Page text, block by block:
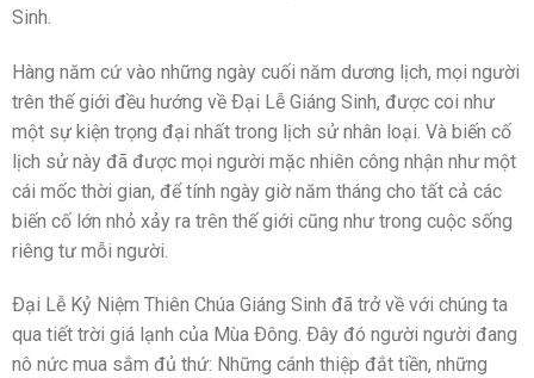
Sinh.
Hàng năm cứ vào những ngày cuối năm dương lịch, mọi người
trên thế giới đều hướng về Ðại Lễ Giáng Sinh, được coi như
một sự kiện trọng đại nhất trong lịch sử nhân loại. Và biến cố
lịch sử này đã được mọi người mặc nhiên công nhận như một
cái mốc thời gian, để tính ngày giờ năm tháng cho tất cả các
biến cố lớn nhỏ xảy ra trên thế giới cũng như trong cuộc sống
riêng tư mỗi người.
Ðại Lễ Kỷ Niệm Thiên Chúa Giáng Sinh đã trở về với chúng ta
qua tiết trời giá lạnh của Mùa Ðông. Ðây đó người người đang
nô nức mua sắm đủ thứ: Những cánh thiệp đắt tiền, những